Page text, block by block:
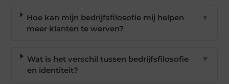
Hoe kan mijn bedrijfsfilosofie mij helpen
meer klanten te werven?
▼
Wat is het verschil tussen bedrijfsfilosofie
en identiteit?
▼